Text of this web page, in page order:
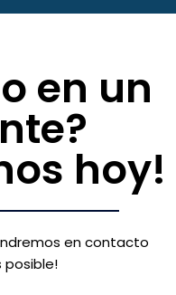
en un
hoy!
en contacto